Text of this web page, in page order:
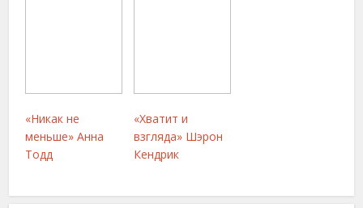
«Никак не
меньше» Анна
Тодд
«Хватит и
взгляда» Шэрон
Кендрик